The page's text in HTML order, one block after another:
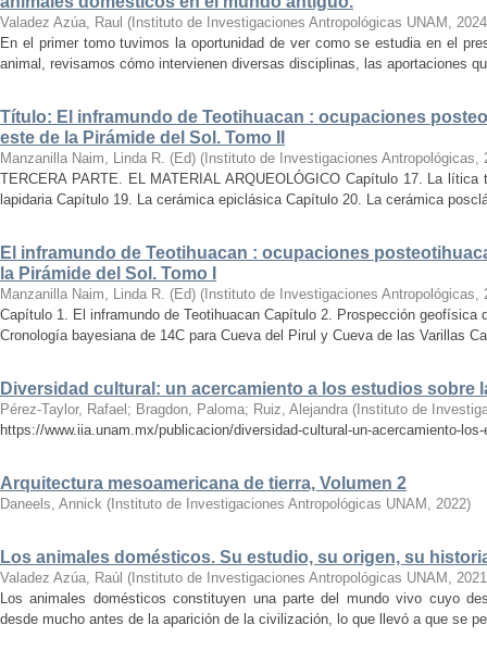
Valadez Azúa, Raul ( Instituto de Investigaciones Antropológicas UNAM , 2024
En el primer tomo tuvimos la oportunidad de ver como se estudia en el
animal, revisamos cómo intervienen diversas disciplinas, las aportaciones
Título: El inframundo de Teotihuacan : ocupaciones
este de la Pirámide del Sol. Tomo II
Manzanilla Naim, Linda R. (Ed) ( Instituto de Investigaciones Antropológicas,
TERCERA PARTE. EL MATERIAL ARQUEOLÓGICO Capítulo 17. La
lapidaria Capítulo 19. La cerámica epiclásica Capítulo 20. La cerámica
El inframundo de Teotihuacan : ocupaciones
la Pirámide del Sol. Tomo I
Manzanilla Naim, Linda R. (Ed) ( Instituto de Investigaciones Antropológicas,
Capítulo 1. El inframundo de Teotihuacan Capítulo 2. Prospección geofísica
Cronología bayesiana de 14C para Cueva del Pirul y Cueva de las Varillas
Diversidad cultural: un acercamiento a los estudios sobre
Pérez-Taylor, Rafael ; Bragdon, Paloma; Ruiz, Alejandra ( Instituto de
https://www.iia.unam.mx/publicacion/diversidad-cultural-un-acercamiento-
Arquitectura mesoamericana de tierra, Volumen 2
Daneels, Annick ( Instituto de Investigaciones Antropológicas UNAM , 2022)
Los animales domésticos. Su estudio, su origen, su
Valadez Azúa, Raúl ( Instituto de Investigaciones Antropológicas UNAM ,
Los animales domésticos constituyen una parte del mundo vivo cuyo
desde mucho antes de la aparición de la civilización, lo que llevó a que se